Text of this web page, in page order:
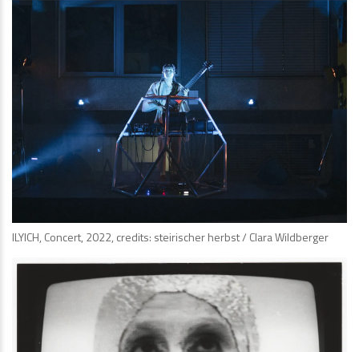
ILYICH, Concert, 2022, credits: steirischer herbst / Clara Wildberger